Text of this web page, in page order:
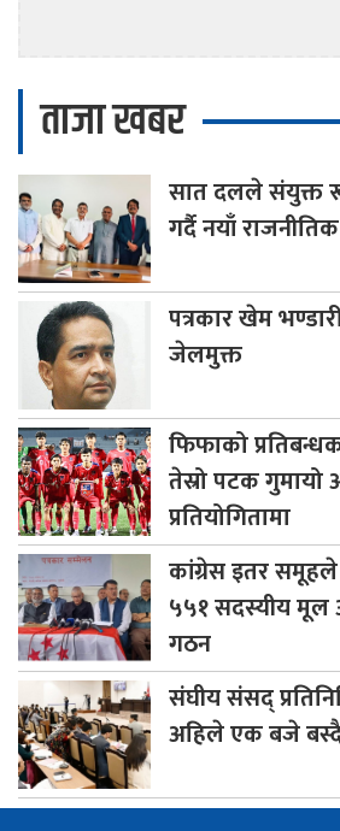
ताजा खबर
सातदलले संयुक्त
गर्दै नयाँ
पत्रकारखेम
जेलमुक्त
फिफाको
तेस्रो पटक गुमायो
प्रतियोगितामा
कांग्रेसइतर समूहले
५५१ सदस्यीय
गठन
संघीयसंसद्
अहिले एक बजे